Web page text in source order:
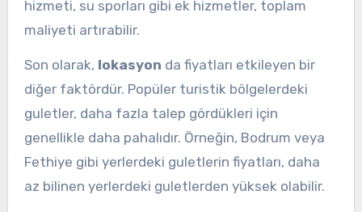
hizmeti, su sporları gibi ek hizmetler, toplam
maliyeti artırabilir.
Son olarak, lokasyon da fiyatları etkileyen bir
diğer faktördür. Popüler turistik bölgelerdeki
guletler, daha fazla talep gördükleri için
genellikle daha pahalıdır. Örneğin, Bodrum veya
Fethiye gibi yerlerdeki guletlerin fiyatları, daha
az bilinen yerlerdeki guletlerden yüksek olabilir.